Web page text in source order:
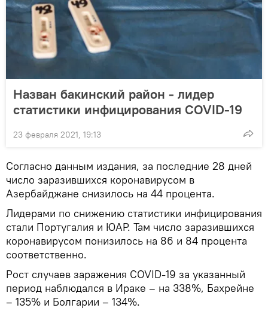
Назван бакинский район - лидер
статистики инфицирования COVID-19
23 февраля 2021, 19:13
Согласно данным издания, за последние 28 дней
число заразившихся коронавирусом в
Азербайджане снизилось на 44 процента.
Лидерами по снижению статистики инфицирования
стали Португалия и ЮАР. Там число заразившихся
коронавирусом понизилось на 86 и 84 процента
соответственно.
Рост случаев заражения COVID-19 за указанный
период наблюдался в Ираке – на 338%, Бахрейне
– 135% и Болгарии – 134%.